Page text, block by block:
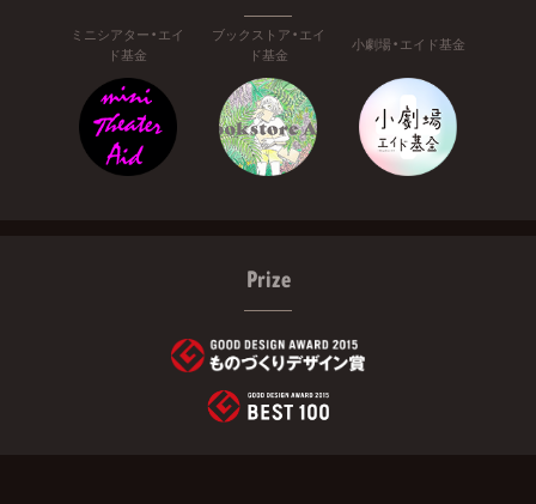
ミニシアター・エイ
ド基金
ブックストア・エイ
ド基金
小劇場・エイド基金
Prize